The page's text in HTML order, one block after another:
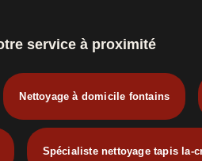
service à proximité
Nettoyage à domicile fontains
Spécialiste nettoyage tapis la-